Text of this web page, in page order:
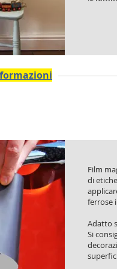
Film
di
ferrose
Adatto
Si